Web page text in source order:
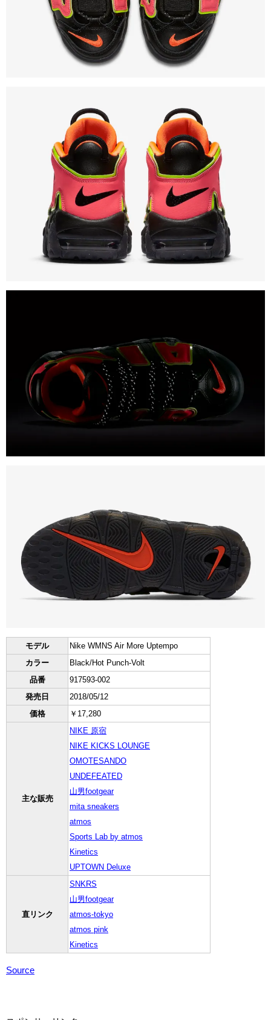
モデル
Nike WMNS Air More Uptempo
カラー
Black/Hot Punch-Volt
品番
917593-002
発売日
2018/05/12
価格
￥17,280
主な販売
NIKE 原宿
NIKE KICKS LOUNGE
OMOTESANDO
UNDEFEATED
山男footgear
mita sneakers
atmos
Sports Lab by atmos
Kinetics
UPTOWN Deluxe
直リンク
SNKRS
山男footgear
atmos-tokyo
atmos pink
Kinetics
Source